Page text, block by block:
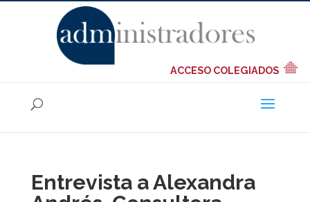
ACCESO COLEGIADOS
Entrevista a Alexandra